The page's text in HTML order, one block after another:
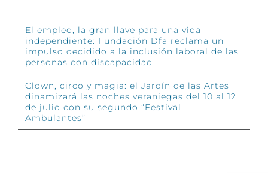
El empleo, la gran llave para una vida
independiente: Fundación Dfa reclama un
impulso decidido a la inclusión laboral de las
personas con discapacidad
Clown, circo y magia: el Jardín de las Artes
dinamizará las noches veraniegas del 10 al 12
de julio con su segundo “Festival
Ambulantes”